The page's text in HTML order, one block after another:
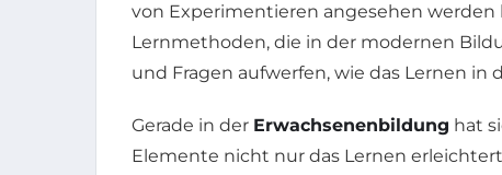
von Experimentieren angesehen werden
Lernmethoden, die in der modernen
und Fragen aufwerfen, wie das Lernen
Gerade in der Erwachsenenbildung hat
Elemente nicht nur das Lernen